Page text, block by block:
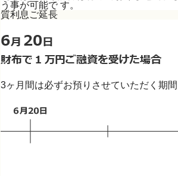
う事が可能で す。
質利息ご延長
3ヶ月間は必ずお預りさせていただく期